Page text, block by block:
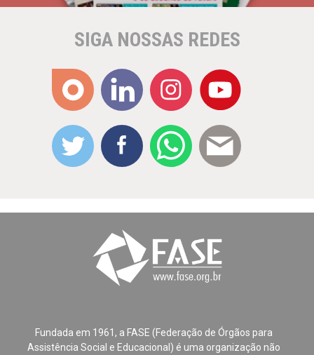
SIGA NOSSAS REDES
Fundada em 1961, a FASE (Federação de Órgãos para
Assistência Social e Educacional) é uma organização não